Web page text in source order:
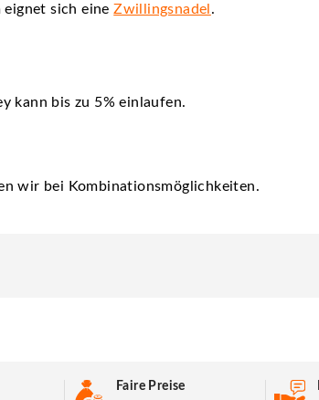
eignet sich eineZwillingsnadel .
kann bis zu 5% einlaufen.
wir bei Kombinationsmöglichkeiten.
Faire Preise